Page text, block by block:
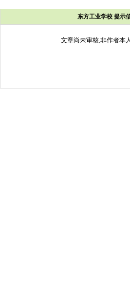
东方工业学校 提示
文章尚未审核,非作者本